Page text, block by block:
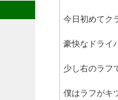
今日初めてク
豪快なドライ
少し右のラフ
僕はラフがキ